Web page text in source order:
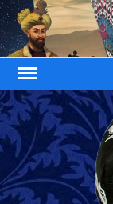
Skip
to
content